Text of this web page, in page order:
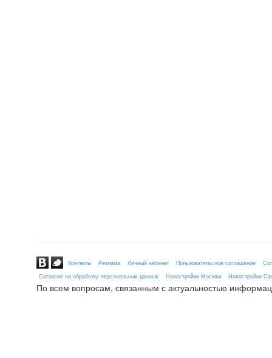
Контакты Реклама Личный кабинет Пользовательское соглашение
Согласие на обработку персональных данных
Новостройки Москвы Новостройки
По всем вопросам, связанным с актуальностью